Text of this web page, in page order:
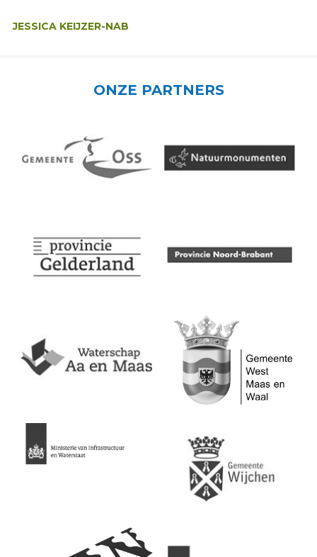
JESSICA KEIJZER-NAB
ONZE PARTNERS